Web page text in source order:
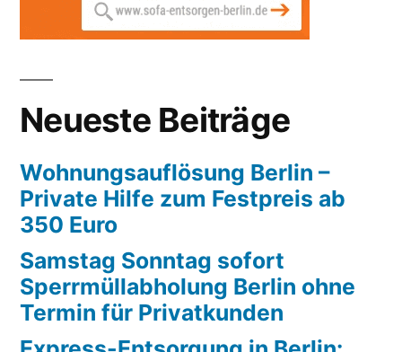
Neueste Beiträge
Wohnungsauflösung Berlin –
Private Hilfe zum Festpreis ab
350 Euro
Samstag Sonntag sofort
Sperrmüllabholung Berlin ohne
Termin für Privatkunden